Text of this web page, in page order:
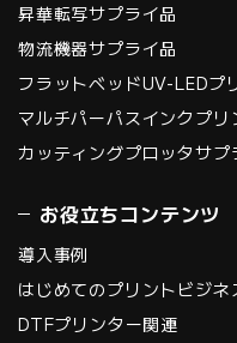
昇華転写サプライ品
物流機器サプライ品
フラットベッドUV-LEDプ
マルチパーパスインクプリ
カッティングプロッタサプ
お役立ちコンテンツ
導入事例
はじめてのプリントビジネ
DTFプリンター関連